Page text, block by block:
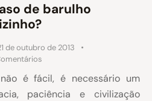
de barulho
de outubro de 2013
é fácil, é necessário um
paciência e civilização